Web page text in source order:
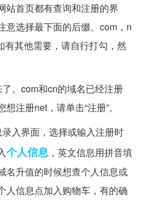
站首页都有查询和注册的界
意选择最下面的后缀。com，n
有其他需要，请自行打勾，然
。com和cn的域名已经注册
注册net，请单击“注册”。
入界面，选择或输入注册时
个人信息 ，英文信息用拼音填
名升值的时候想查个人信息或
人信息点加入购物车，有的确